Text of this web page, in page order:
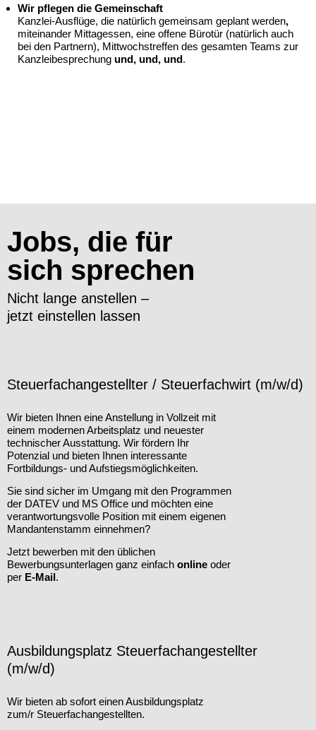
Wir pflegen die Gemeinschaft
Kanzlei-Ausflüge, die natürlich gemeinsam geplant werden,
miteinander Mittagessen, eine offene Bürotür (natürlich auch
bei den Partnern), Mittwochstreffen des gesamten Teams zur
Kanzleibesprechung und, und, und.
Jobs, die für
sich sprechen
Nicht lange anstellen –
jetzt einstellen lassen
Steuerfachangestellter / Steuerfachwirt (m/w/d)
Wir bieten Ihnen eine Anstellung in Vollzeit mit
einem modernen Arbeitsplatz und neuester
technischer Ausstattung. Wir fördern Ihr
Potenzial und bieten Ihnen interessante
Fortbildungs- und Aufstiegsmöglichkeiten.
Sie sind sicher im Umgang mit den Programmen
der DATEV und MS Office und möchten eine
verantwortungsvolle Position mit einem eigenen
Mandantenstamm einnehmen?
Jetzt bewerben mit den üblichen
Bewerbungsunterlagen ganz einfach online oder
per E-Mail.
Ausbildungsplatz Steuerfachangestellter
(m/w/d)
Wir bieten ab sofort einen Ausbildungsplatz
zum/r Steuerfachangestellten.